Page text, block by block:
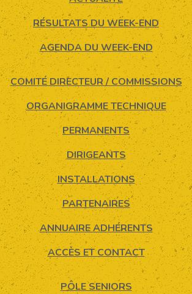
RÉSULTATS DU WEEK-END
AGENDA DU WEEK-END
COMITÉ DIRECTEUR / COMMISSIONS
ORGANIGRAMME TECHNIQUE
PERMANENTS
DIRIGEANTS
INSTALLATIONS
PARTENAIRES
ANNUAIRE ADHÉRENTS
ACCÈS ET CONTACT
PÔLE SENIORS